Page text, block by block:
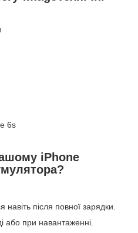
6s
iPhone
після повної зарядки.
або при навантаженні.